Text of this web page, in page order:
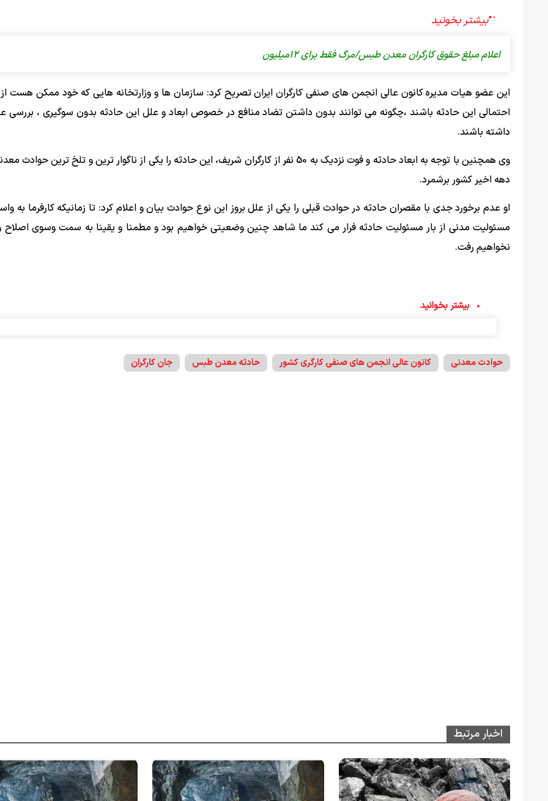
اعلام مبلغ حقوق کارگران معدن طبس/مرگ فقط برای ۱۲میلیون
این عضو هیات مدیره کانون عالی انجمن های صنفی کارگران ایران تصریح کرد: سازمان ها و وزارتخانه هایی که خود ممکن هست
احتمالی این حادثه باشند ،چگونه می توانند بدون داشتن تضاد منافع در خصوص ابعاد و علل این حادثه بدون سوگیری ، بررسی
داشته باشند.
وی همچنین با توجه به ابعاد حادثه و فوت نزدیک به 50 نفر از کارگران شریف، این حادثه را یکی از ناگوار ترین و تلخ ترین
دهه اخیر کشور برشمرد.
او عدم برخورد جدی با مقصران حادثه در حوادث قبلی را یکی از علل بروز این نوع حوادث بیان و اعلام کرد: تا زمانیکه کارفرما به
مسئولیت مدنی از بار مسئولیت حادثه فرار می کند ما شاهد چنین وضعیتی خواهیم بود و مطمنا و یقینا به سمت وسوی اصلاح و
نخواهیم رفت.
بیشتر بخوانید
حوادث معدنی کانون عالی انجمن های صنفی کارگری کشور حادثه معدن طبس جان کارگران
اخبار مرتبط